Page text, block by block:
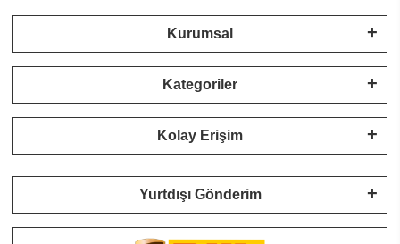
Kurumsal
Kategoriler
Kolay Erişim
Yurtdışı Gönderim